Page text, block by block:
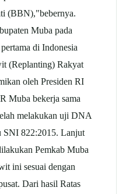
(BBN),"bebernya.
Muba pada
di Indonesia
(Replanting) Rakyat
oleh Presiden RI
Muba bekerja sama
melakukan uji DNA
SNI 822:2015. Lanjut
Pemkab Muba
ini sesuai dengan
Dari hasil Ratas